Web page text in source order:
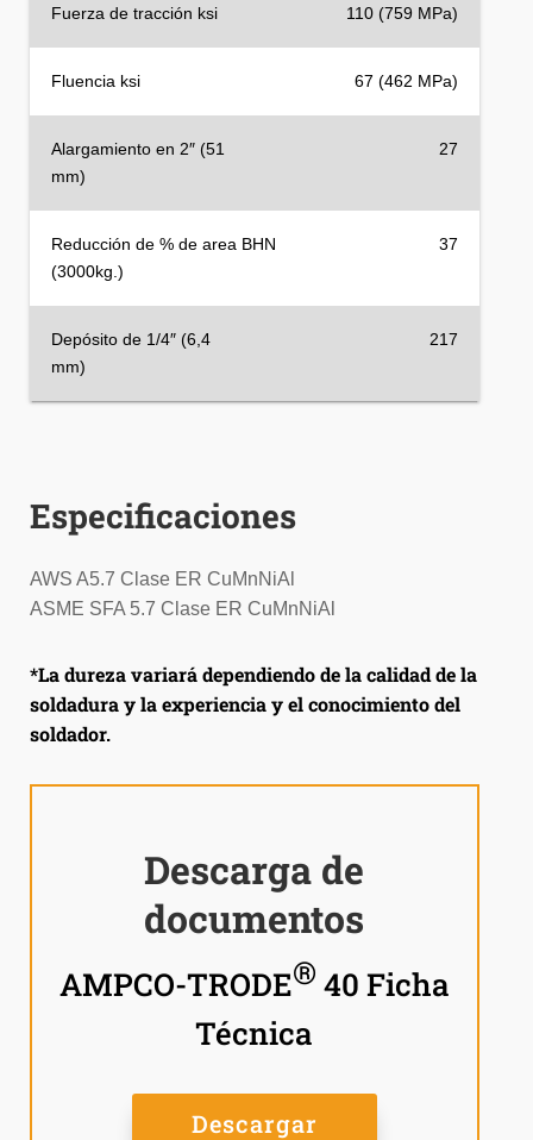
Fuerza de tracción ksi 110 (759 MPa)
Fluencia ksi 67 (462 MPa)
Alargamiento en 2″ (51
mm)
27
Reducción de % de area BHN
(3000kg.)
37
Depósito de 1/4″ (6,4
mm)
217
Especificaciones
AWS A5.7 Clase ER CuMnNiAl
ASME SFA 5.7 Clase ER CuMnNiAl
*La dureza variará dependiendo de la calidad de la
soldadura y la experiencia y el conocimiento del
soldador.
Descarga de
documentos
AMPCO-TRODE® 40 Ficha
Técnica
Descargar